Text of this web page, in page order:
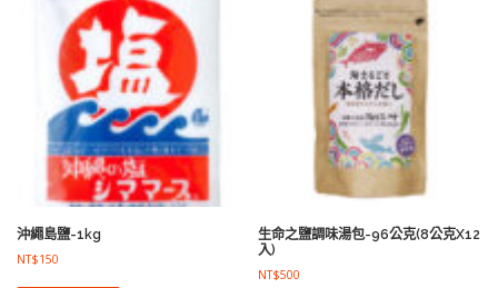
度
排
序
沖繩島鹽-1kg
NT$150
生命之鹽調味湯包-96公克(8公克X12
入)
NT$500